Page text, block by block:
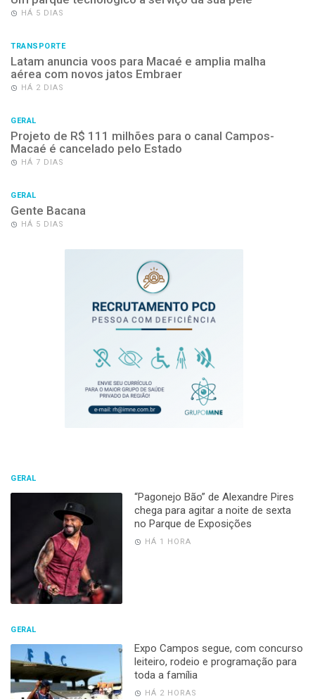
HÁ 5 DIAS
TRANSPORTE
Latam anuncia voos para Macaé e amplia malha
aérea com novos jatos Embraer
HÁ 2 DIAS
GERAL
Projeto de R$ 111 milhões para o canal Campos-
Macaé é cancelado pelo Estado
HÁ 7 DIAS
GERAL
Gente Bacana
HÁ 5 DIAS
GERAL
“Pagonejo Bão” de Alexandre Pires
chega para agitar a noite de sexta
no Parque de Exposições
HÁ 1 HORA
GERAL
Expo Campos segue, com concurso
leiteiro, rodeio e programação para
toda a família
HÁ 2 HORAS